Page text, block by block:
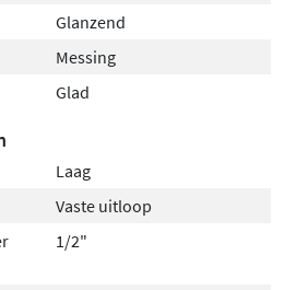
Glanzend
Messing
Glad
Laag
Vaste uitloop
1/2"